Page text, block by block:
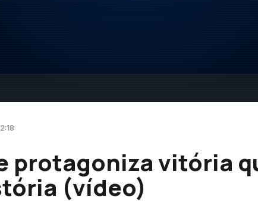
protagoniza vitória
(vídeo)